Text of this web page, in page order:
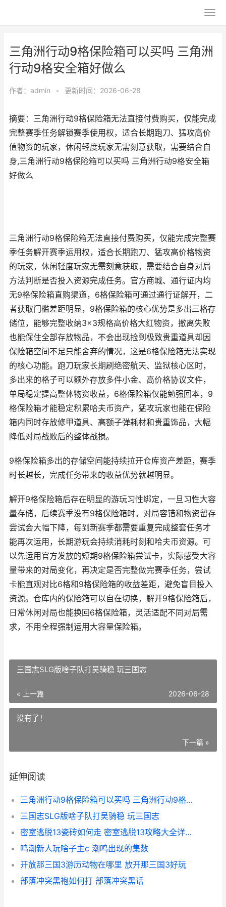
三角洲行动9格保险箱可以买吗 三角洲
行动9格安全箱好做么
作者： admin • 更新时间：2026-06-28
摘要：三角洲行动9格保险箱无法直接付费购买，仅能完成
完整赛季任务解锁赛季使用权，适合长期跑刀、猛攻高价
值物资的玩家，休闲轻度玩家无需刻意获取，需要结合自
身,三角洲行动9格保险箱可以买吗 三角洲行动9格安全箱
好做么
三角洲行动9格保险箱无法直接付费购买，仅能完成完整赛
季任务解开赛季运用权，适合长期跑刀、猛攻高价格物资
的玩家，休闲轻度玩家无需刻意获取，需要结合自身对局
方法判断是否投入资源完成任务。官方商城、通行证内均
无9格保险箱直购渠道，6格保险箱可通过通行证解开，二
者获取门槛差距明显，9格保险箱的核心优势是多出三格存
储位，能够完整收纳3×3规格高价格大红物资，撤离失败
也能保住全部存放物品，不会出现捡到极致贵重道具却因
保险箱空间不足只能舍弃的情况，这是6格保险箱无法实现
的核心功能。跑刀玩家长期刷绝密航天、监狱核心区时，
多出来的格子可以额外存放多件小金、高价格协议文件，
单局稳定提高整体物资收益，6格保险箱仅能勉强回本，9
格保险箱才能稳定积累哈夫币资产，猛攻玩家也能在保险
箱内同时存放修甲道具、高额子弹耗材和贵重饰品，大幅
降低对局战败后的整体战损。
9格保险箱多出的存储空间能持续拉开仓库资产差距，赛季
时长越长，完成任务带来的收益优势就越明显。
解开9格保险箱后存在明显的游玩习性绑定，一旦习性大容
量存储，后续赛季没有9格保险箱时，对局容错和物资留存
尝试会大幅下降，每到新赛季都需要重复完成整套任务才
能再次运用，长期游玩会持续消耗时刻和哈夫币资源。可
以先运用官方发放的短期9格保险箱尝试卡，实际感受大容
量带来的对局变化，再决定是否完整做完赛季任务，尝试
卡能直观对比6格和9格保险箱的收益差距，避免盲目投入
资源。仓库内的保险箱可以自在切换，解开9格保险箱后，
日常休闲对局也能换回6格保险箱，灵活适配不同对局需
求，不用全程强制运用大容量保险箱。
三国志SLG版啥子队打吴骑稳 玩三国志
« 上一篇 2026-06-28
没有了！
下一篇 »
延伸阅读
三角洲行动9格保险箱可以买吗 三角洲行动9格安全箱好做么
三国志SLG版啥子队打吴骑稳 玩三国志
密室逃脱13瓷砖如何走 密室逃脱13攻略大全详细步骤
鸣潮新人玩啥子主c 潮鸣出现的集数
开放那三国3游历动物在哪里 放开那三国3好玩
部落冲突黑袍如何打 部落冲突黑话